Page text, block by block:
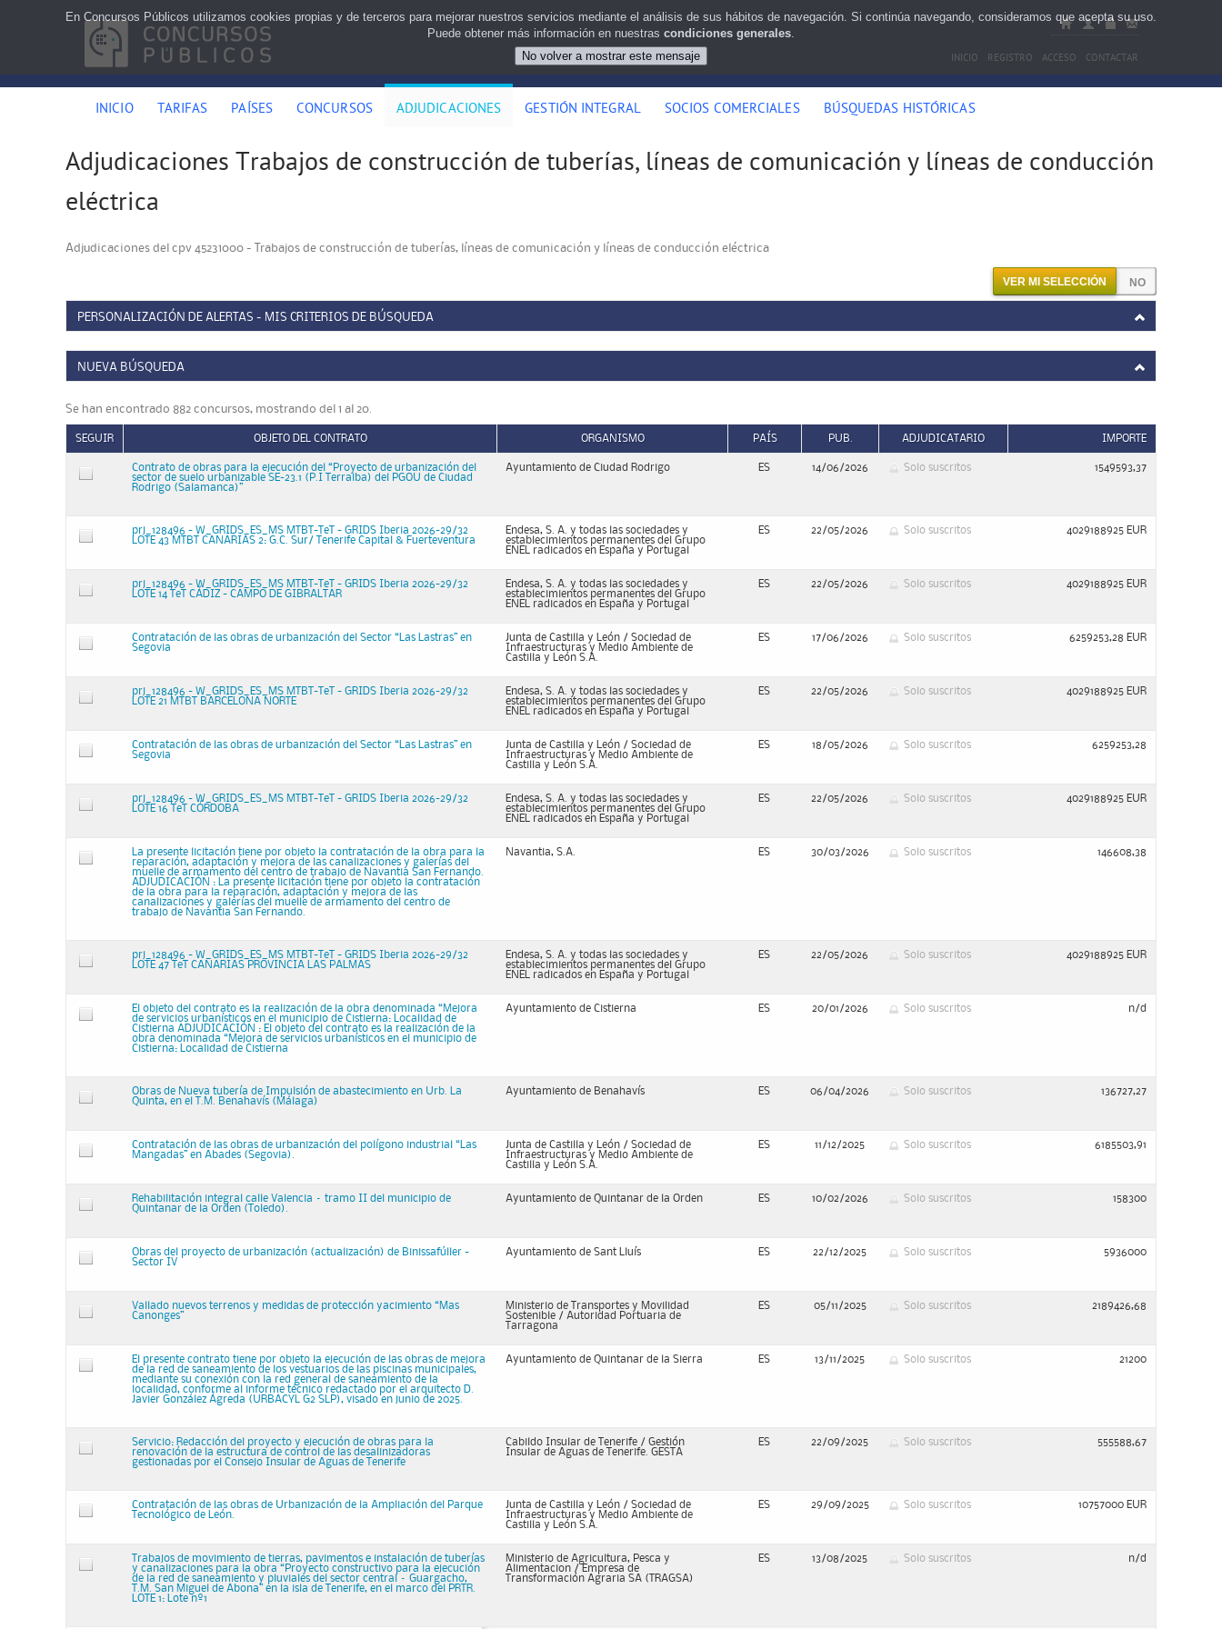
INICIO REGISTRO ACCESO CONTACTAR
INICIO TARIFAS PAÍSES CONCURSOS ADJUDICACIONES GESTIÓN INTEGRAL SOCIOS COMERCIALES BÚSQUEDAS HISTÓRICAS
Adjudicaciones Trabajos de construcción de tuberías, líneas de comunicación y líneas de conducción
eléctrica
Adjudicaciones del cpv 45231000 - Trabajos de construcción de tuberías, líneas de comunicación y líneas de conducción eléctrica
VER MI SELECCIÓN
PERSONALIZACIÓN DE ALERTAS - MIS CRITERIOS DE BÚSQUEDA
NUEVA BÚSQUEDA
Se han encontrado 882 concursos, mostrando del 1 al 20.
SEGUIR OBJETO DEL CONTRATO ORGANISMO PAÍS PUB. ADJUDICATARIO IMPORTE
Contrato de obras para la ejecución del “Proyecto de urbanización del
sector de suelo urbanizable SE-23.1 (P.I Terralba) del PGOU de Ciudad
Rodrigo (Salamanca)”
Ayuntamiento de Ciudad Rodrigo ES 14/06/2026 Solo suscritos 1549593,37
prj_128496 - W_GRIDS_ES_MS MTBT-TeT - GRIDS Iberia 2026-29/32
LOTE 43 MTBT CANARIAS 2: G.C. Sur/ Tenerife Capital & Fuerteventura
Endesa, S. A. y todas las sociedades y
establecimientos permanentes del Grupo
ENEL radicados en España y Portugal
ES 22/05/2026 Solo suscritos 4029188925 EUR
prj_128496 - W_GRIDS_ES_MS MTBT-TeT - GRIDS Iberia 2026-29/32
LOTE 14 TeT CÁDIZ - CAMPO DE GIBRALTAR
Endesa, S. A. y todas las sociedades y
establecimientos permanentes del Grupo
ENEL radicados en España y Portugal
ES 22/05/2026 Solo suscritos 4029188925 EUR
Contratación de las obras de urbanización del Sector “Las Lastras” en
Segovia
Junta de Castilla y León / Sociedad de
Infraestructuras y Medio Ambiente de
Castilla y León S.A.
ES 17/06/2026 Solo suscritos 6259253,28 EUR
prj_128496 - W_GRIDS_ES_MS MTBT-TeT - GRIDS Iberia 2026-29/32
LOTE 21 MTBT BARCELONA NORTE
Endesa, S. A. y todas las sociedades y
establecimientos permanentes del Grupo
ENEL radicados en España y Portugal
ES 22/05/2026 Solo suscritos 4029188925 EUR
Contratación de las obras de urbanización del Sector “Las Lastras” en
Segovia
Junta de Castilla y León / Sociedad de
Infraestructuras y Medio Ambiente de
Castilla y León S.A.
ES 18/05/2026 Solo suscritos 6259253,28
prj_128496 - W_GRIDS_ES_MS MTBT-TeT - GRIDS Iberia 2026-29/32
LOTE 16 TeT CÓRDOBA
Endesa, S. A. y todas las sociedades y
establecimientos permanentes del Grupo
ENEL radicados en España y Portugal
ES 22/05/2026 Solo suscritos 4029188925 EUR
La presente licitación tiene por objeto la contratación de la obra para la
reparación, adaptación y mejora de las canalizaciones y galerías del
muelle de armamento del centro de trabajo de Navantia San Fernando.
ADJUDICACIÓN : La presente licitación tiene por objeto la contratación
de la obra para la reparación, adaptación y mejora de las
canalizaciones y galerías del muelle de armamento del centro de
trabajo de Navantia San Fernando.
Navantia, S.A. ES 30/03/2026 Solo suscritos 146608,38
prj_128496 - W_GRIDS_ES_MS MTBT-TeT - GRIDS Iberia 2026-29/32
LOTE 47 TeT CANARIAS PROVINCIA LAS PALMAS
Endesa, S. A. y todas las sociedades y
establecimientos permanentes del Grupo
ENEL radicados en España y Portugal
ES 22/05/2026 Solo suscritos 4029188925 EUR
El objeto del contrato es la realización de la obra denominada “Mejora
de servicios urbanísticos en el municipio de Cistierna: Localidad de
Cistierna ADJUDICACIÓN : El objeto del contrato es la realización de la
obra denominada “Mejora de servicios urbanísticos en el municipio de
Cistierna: Localidad de Cistierna
Ayuntamiento de Cistierna ES 20/01/2026 Solo suscritos n/d
Obras de Nueva tubería de Impulsión de abastecimiento en Urb. La
Quinta, en el T.M. Benahavís (Málaga)
Ayuntamiento de Benahavís ES 06/04/2026 Solo suscritos 136727,27
Contratación de las obras de urbanización del polígono industrial “Las
Mangadas” en Abades (Segovia).
Junta de Castilla y León / Sociedad de
Infraestructuras y Medio Ambiente de
Castilla y León S.A.
ES 11/12/2025 Solo suscritos 6185503,91
Rehabilitación integral calle Valencia – tramo II del municipio de
Quintanar de la Orden (Toledo).
Ayuntamiento de Quintanar de la Orden ES 10/02/2026 Solo suscritos 158300
Obras del proyecto de urbanización (actualización) de Binissafúller -
Sector IV
Ayuntamiento de Sant Lluís ES 22/12/2025 Solo suscritos 5936000
Vallado nuevos terrenos y medidas de protección yacimiento “Mas
Canonges”
Ministerio de Transportes y Movilidad
Sostenible / Autoridad Portuaria de
Tarragona
ES 05/11/2025 Solo suscritos 2189426,68
El presente contrato tiene por objeto la ejecución de las obras de mejora
de la red de saneamiento de los vestuarios de las piscinas municipales,
mediante su conexión con la red general de saneamiento de la
localidad, conforme al informe técnico redactado por el arquitecto D.
Javier González Ágreda (URBACYL G2 SLP), visado en junio de 2025.
Ayuntamiento de Quintanar de la Sierra ES 13/11/2025 Solo suscritos 21200
Servicio: Redacción del proyecto y ejecución de obras para la
renovación de la estructura de control de las desalinizadoras
gestionadas por el Consejo Insular de Aguas de Tenerife
Cabildo Insular de Tenerife / Gestión
Insular de Aguas de Tenerife. GESTA
ES 22/09/2025 Solo suscritos 555588,67
Contratación de las obras de Urbanización de la Ampliación del Parque
Tecnológico de León.
Junta de Castilla y León / Sociedad de
Infraestructuras y Medio Ambiente de
Castilla y León S.A.
ES 29/09/2025 Solo suscritos 10757000 EUR
Trabajos de movimiento de tierras, pavimentos e instalación de tuberías
y canalizaciones para la obra “Proyecto constructivo para la ejecución
de la red de saneamiento y pluviales del sector central – Guargacho,
T.M. San Miguel de Abona” en la isla de Tenerife, en el marco del PRTR.
LOTE 1: Lote nº1
Ministerio de Agricultura, Pesca y
Alimentacion / Empresa de
Transformación Agraria SA (TRAGSA)
ES 13/08/2025 Solo suscritos n/d
En Concursos Públicos utilizamos cookies propias y de terceros para mejorar nuestros servicios mediante el análisis de sus hábitos de navegación. Si continúa navegando, consideramos que acepta su uso.
Puede obtener más información en nuestras condiciones generales.